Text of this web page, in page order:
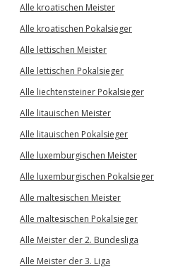
Alle kroatischen Meister
Alle kroatischen Pokalsieger
Alle lettischen Meister
Alle lettischen Pokalsieger
Alle liechtensteiner Pokalsieger
Alle litauischen Meister
Alle litauischen Pokalsieger
Alle luxemburgischen Meister
Alle luxemburgischen Pokalsieger
Alle maltesischen Meister
Alle maltesischen Pokalsieger
Alle Meister der 2. Bundesliga
Alle Meister der 3. Liga